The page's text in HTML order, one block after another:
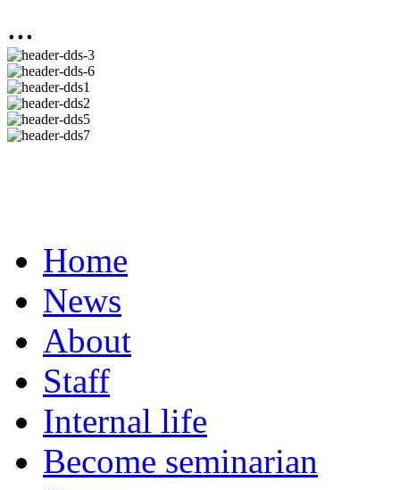
...
Home
News
About
Staff
Internal life
Become seminarian